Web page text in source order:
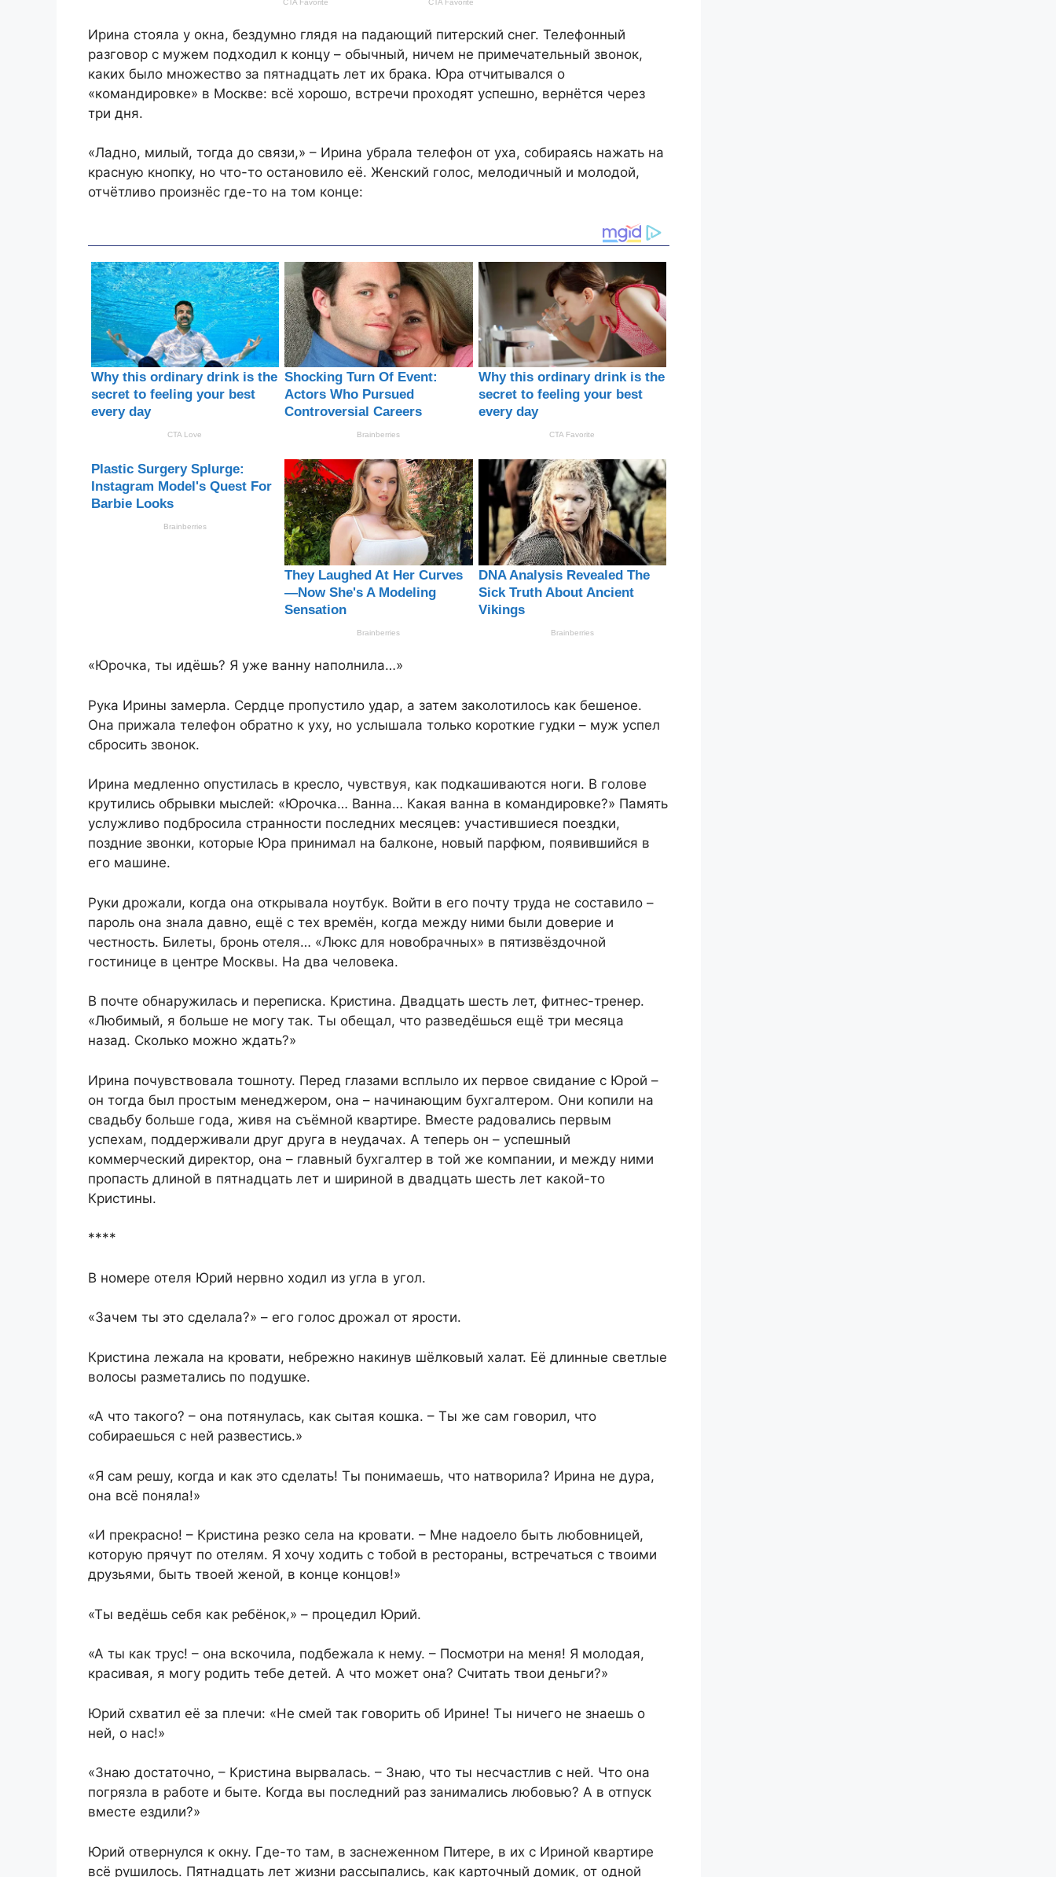
Ирина стояла у окна, бездумно глядя на падающий питерский снег. Телефонный
разговор с мужем подходил к концу – обычный, ничем не примечательный звонок,
каких было множество за пятнадцать лет их брака. Юра отчитывался о
«командировке» в Москве: всё хорошо, встречи проходят успешно, вернётся через
три дня.
«Ладно, милый, тогда до связи,» – Ирина убрала телефон от уха, собираясь нажать на
красную кнопку, но что-то остановило её. Женский голос, мелодичный и молодой,
отчётливо произнёс где-то на том конце:
«Юрочка, ты идёшь? Я уже ванну наполнила…»
Рука Ирины замерла. Сердце пропустило удар, а затем заколотилось как бешеное.
Она прижала телефон обратно к уху, но услышала только короткие гудки – муж успел
сбросить звонок.
Ирина медленно опустилась в кресло, чувствуя, как подкашиваются ноги. В голове
крутились обрывки мыслей: «Юрочка… Ванна… Какая ванна в командировке?» Память
услужливо подбросила странности последних месяцев: участившиеся поездки,
поздние звонки, которые Юра принимал на балконе, новый парфюм, появившийся в
его машине.
Руки дрожали, когда она открывала ноутбук. Войти в его почту труда не составило –
пароль она знала давно, ещё с тех времён, когда между ними были доверие и
честность. Билеты, бронь отеля… «Люкс для новобрачных» в пятизвёздочной
гостинице в центре Москвы. На два человека.
В почте обнаружилась и переписка. Кристина. Двадцать шесть лет, фитнес-тренер.
«Любимый, я больше не могу так. Ты обещал, что разведёшься ещё три месяца
назад. Сколько можно ждать?»
Ирина почувствовала тошноту. Перед глазами всплыло их первое свидание с Юрой –
он тогда был простым менеджером, она – начинающим бухгалтером. Они копили на
свадьбу больше года, живя на съёмной квартире. Вместе радовались первым
успехам, поддерживали друг друга в неудачах. А теперь он – успешный
коммерческий директор, она – главный бухгалтер в той же компании, и между ними
пропасть длиной в пятнадцать лет и шириной в двадцать шесть лет какой-то
Кристины.
****
В номере отеля Юрий нервно ходил из угла в угол.
«Зачем ты это сделала?» – его голос дрожал от ярости.
Кристина лежала на кровати, небрежно накинув шёлковый халат. Её длинные светлые
волосы разметались по подушке.
«А что такого? – она потянулась, как сытая кошка. – Ты же сам говорил, что
собираешься с ней развестись.»
«Я сам решу, когда и как это сделать! Ты понимаешь, что натворила? Ирина не дура,
она всё поняла!»
«И прекрасно! – Кристина резко села на кровати. – Мне надоело быть любовницей,
которую прячут по отелям. Я хочу ходить с тобой в рестораны, встречаться с твоими
друзьями, быть твоей женой, в конце концов!»
«Ты ведёшь себя как ребёнок,» – процедил Юрий.
«А ты как трус! – она вскочила, подбежала к нему. – Посмотри на меня! Я молодая,
красивая, я могу родить тебе детей. А что может она? Считать твои деньги?»
Юрий схватил её за плечи: «Не смей так говорить об Ирине! Ты ничего не знаешь о
ней, о нас!»
«Знаю достаточно, – Кристина вырвалась. – Знаю, что ты несчастлив с ней. Что она
погрязла в работе и быте. Когда вы последний раз занимались любовью? А в отпуск
вместе ездили?»
Юрий отвернулся к окну. Где-то там, в заснеженном Питере, в их с Ириной квартире
всё рушилось. Пятнадцать лет жизни рассыпались, как карточный домик, от одной